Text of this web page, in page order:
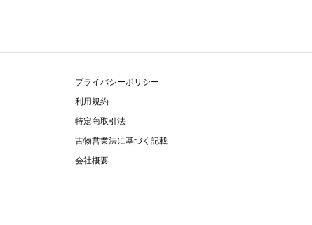
プライバシーポリシー
利用規約
特定商取引法
古物営業法に基づく記載
会社概要